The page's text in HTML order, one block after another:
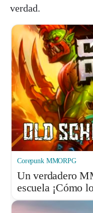
verdad.